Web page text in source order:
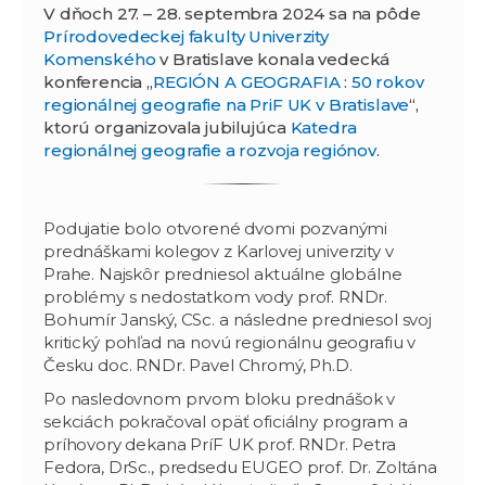
V dňoch 27. – 28. septembra 2024 sa na pôde
Prírodovedeckej fakulty Univerzity
Komenského v Bratislave konala vedecká
konferencia „REGIÓN A GEOGRAFIA : 50 rokov
regionálnej geografie na PriF UK v Bratislave“,
ktorú organizovala jubilujúca Katedra
regionálnej geografie a rozvoja regiónov.
Podujatie bolo otvorené dvomi pozvanými
prednáškami kolegov z Karlovej univerzity v
Prahe. Najskôr predniesol aktuálne globálne
problémy s nedostatkom vody prof. RNDr.
Bohumír Janský, CSc. a následne predniesol svoj
kritický pohľad na novú regionálnu geografiu v
Česku doc. RNDr. Pavel Chromý, Ph.D.
Po nasledovnom prvom bloku prednášok v
sekciách pokračoval opäť oficiálny program a
príhovory dekana PríF UK prof. RNDr. Petra
Fedora, DrSc., predsedu EUGEO prof. Dr. Zoltána